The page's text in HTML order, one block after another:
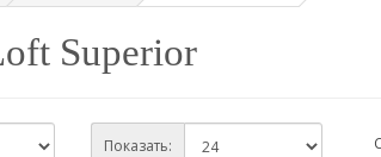
Superior
Показать: